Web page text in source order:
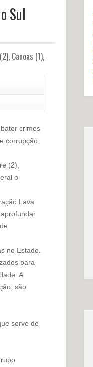
Sul
Canoas (1),
crimes
corrupção,
(2),
o
Lava
no Estado.
para
A
são
serve de